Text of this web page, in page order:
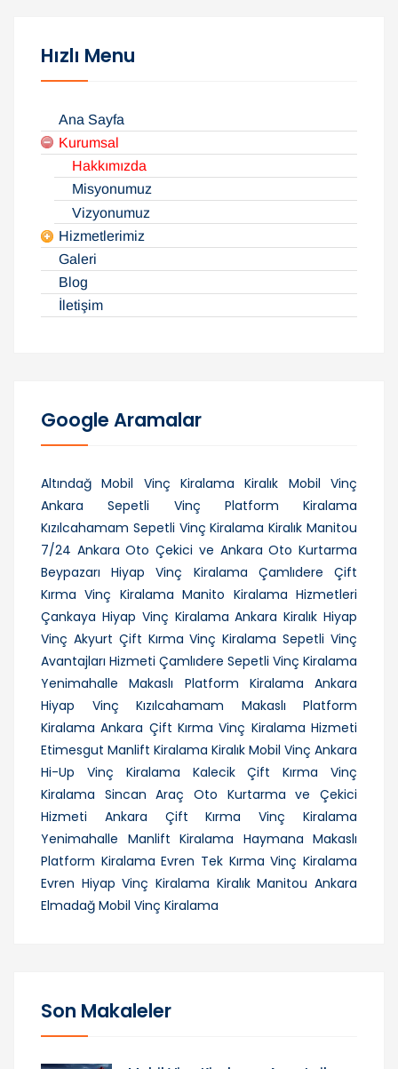
Hızlı Menu
Ana Sayfa
Kurumsal
Hakkımızda
Misyonumuz
Vizyonumuz
Hizmetlerimiz
Galeri
Blog
İletişim
Google Aramalar
Altındağ Mobil Vinç Kiralama
Kiralık Mobil Vinç
Ankara Sepetli Vinç Platform Kiralama
Kızılcahamam Sepetli Vinç Kiralama Kiralık Manitou
7/24 Ankara Oto Çekici ve Ankara Oto Kurtarma
Beypazarı Hiyap Vinç Kiralama
Çamlıdere Çift
Kırma Vinç Kiralama Manito Kiralama Hizmetleri
Çankaya Hiyap Vinç Kiralama Ankara Kiralık Hiyap
Vinç Akyurt Çift Kırma Vinç Kiralama Sepetli Vinç
Avantajları Hizmeti Çamlıdere Sepetli Vinç Kiralama
Yenimahalle Makaslı Platform Kiralama
Ankara
Hiyap Vinç
Kızılcahamam Makaslı Platform
Kiralama Ankara Çift Kırma Vinç Kiralama Hizmeti
Etimesgut Manlift Kiralama Kiralık Mobil Vinç Ankara
Hi-Up Vinç Kiralama
Kalecik Çift Kırma Vinç
Kiralama Sincan Araç Oto Kurtarma ve Çekici
Hizmeti
Ankara Çift Kırma Vinç Kiralama
Yenimahalle Manlift Kiralama Haymana Makaslı
Platform Kiralama Evren Tek Kırma Vinç Kiralama
Evren Hiyap Vinç Kiralama Kiralık Manitou Ankara
Elmadağ Mobil Vinç Kiralama
Son Makaleler